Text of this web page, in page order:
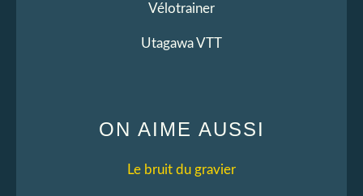
Vélotrainer
Utagawa VTT
ON AIME AUSSI
Le bruit du gravier